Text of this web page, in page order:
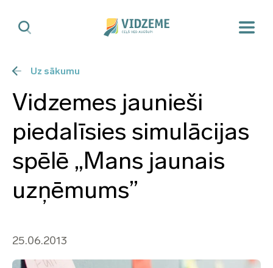
Uz sākumu
Vidzemes jaunieši
piedalīsies simulācijas
spēlē „Mans jaunais
uzņēmums”
25.06.2013